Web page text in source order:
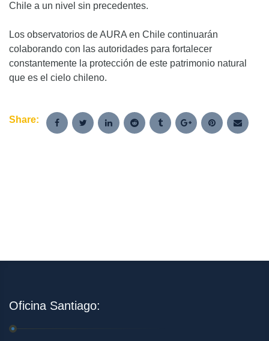
Chile a un nivel sin precedentes.
Los observatorios de AURA en Chile continuarán
colaborando con las autoridades para fortalecer
constantemente la protección de este patrimonio natural
que es el cielo chileno.
Share:
Oficina Santiago: